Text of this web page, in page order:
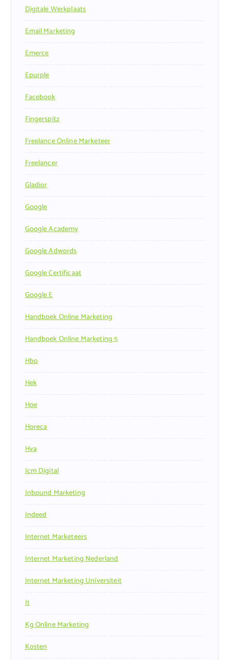
Digitale Werkplaats
Email Marketing
Emerce
Epurple
Facebook
Fingerspitz
Freelance Online Marketeer
Freelancer
Gladior
Google
Google Academy
Google Adwords
Google Certificaat
Google E
Handboek Online Marketing
Handboek Online Marketing 5
Hbo
Hek
Hoe
Horeca
Hva
Icm Digital
Inbound Marketing
Indeed
Internet Marketeers
Internet Marketing Nederland
Internet Marketing Universiteit
It
Kg Online Marketing
Kosten